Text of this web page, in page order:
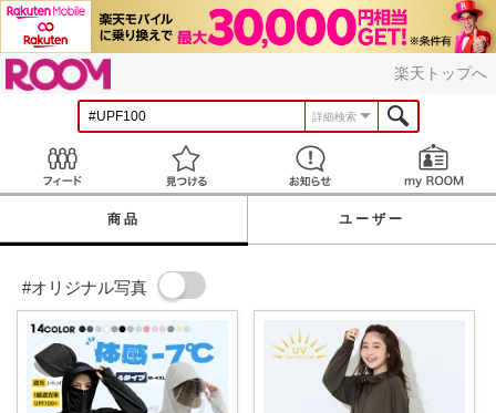
楽天トップへ
詳細検索
見つける お知らせ
商品 ユーザー
#オリジナル写真